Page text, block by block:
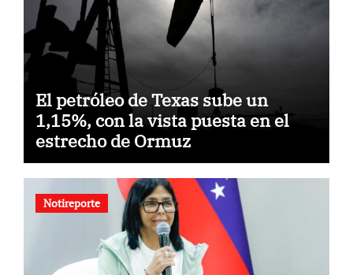
El petróleo de Texas sube un
1,15%, con la vista puesta en el
estrecho de Ormuz
Notireporte